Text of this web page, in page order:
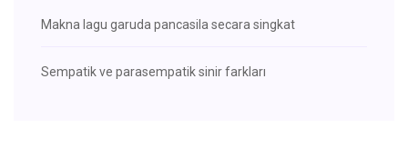
Makna lagu garuda pancasila secara singkat
Sempatik ve parasempatik sinir farkları